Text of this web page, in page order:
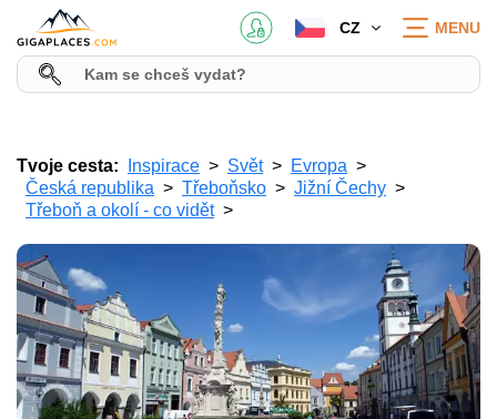
CZ MENU
Tvoje cesta: Inspirace Svět
Evropa
Česká republika
Třeboňsko
Jižní Čechy
Třeboň a okolí - co vidět